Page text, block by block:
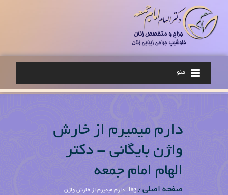
منو
دارم میمیرم از خارش
واژن بایگانی - دکتر
الهام امام جمعه
صفحه اصلی / Tag: دارم میمیرم از خارش واژن